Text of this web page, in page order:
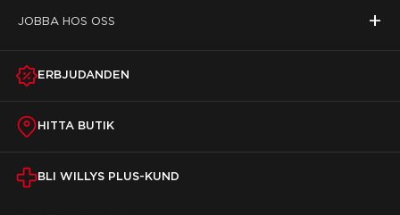
JOBBA HOS OSS +
ERBJUDANDEN
HITTA BUTIK
BLI WILLYS PLUS-KUND